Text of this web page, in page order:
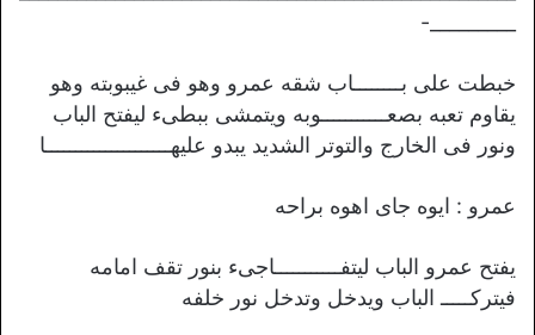
_________-
خبطت على بــــــــاب شقه عمرو وهو فى غيبوبته وهو
يقاوم تعبه بصعـــــــــــوبه ويتمشى ببطىء ليفتح الباب
ونور فى الخارج والتوتر الشديد يبدو عليهـــــــــــــــــــــا
عمرو : ايوه جاى اهوه براحه
يفتح عمرو الباب ليتفـــــــــــاجىء بنور تقف امامه
فيتركـــــ الباب ويدخل وتدخل نور خلفه